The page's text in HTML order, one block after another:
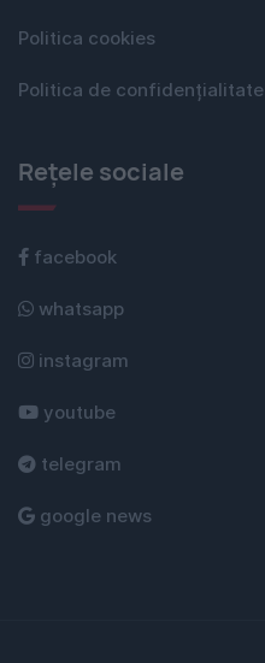
Politica cookies
Politica de confidențialitate
Rețele sociale
facebook
whatsapp
instagram
youtube
telegram
google news